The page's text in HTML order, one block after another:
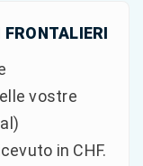
vostre
in CHF.